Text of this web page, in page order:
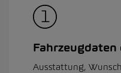
Ausstattung,